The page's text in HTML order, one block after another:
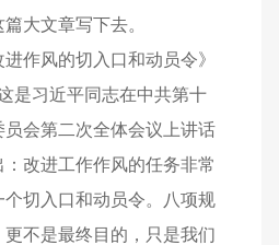
大文章写下去。
进作风的切入口和动员令》
是习近平同志在中共第十
员会第二次全体会议上讲话
改进工作作风的任务非常
切入口和动员令。八项规
不是最终目的，只是我们